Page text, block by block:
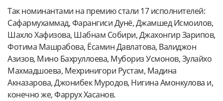
Так номинантами на премию стали 17 исполнителей:
Сафармухаммад, Фарангиси Дунё, Джамшед Исмоилов,
Шахло Хафизова, Шабнам Собири, Джахонгир Зарипов,
Фотима Машрабова, Ёсамин Давлатова, Валиджон
Азизов, Мино Бахруллоева, Мубориз Усмонов, Зулайхо
Махмадшоева, Мехринигори Рустам, Мадина
Акназарова, Джонибек Муродов, Нигина Амонкулова и,
конечно же, Фаррух Хасанов.